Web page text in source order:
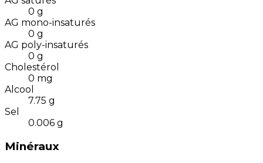
0 g
AG mono-insaturés
0 g
AG poly-insaturés
0 g
Cholestérol
0 mg
Alcool
7.75 g
Sel
0.006 g
Minéraux